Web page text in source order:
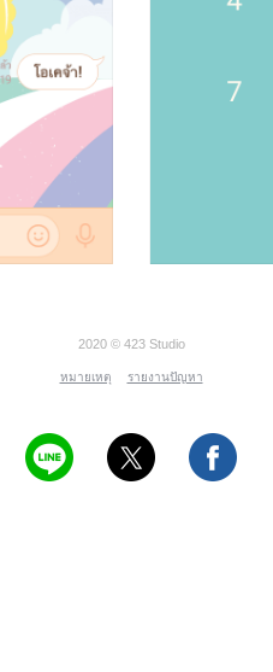
2020 © 423 Studio
หมายเหตุ รายงานปัญหา